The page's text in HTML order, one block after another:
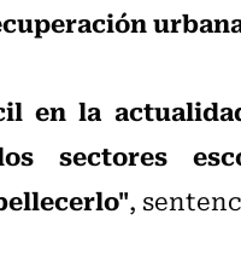
en la
sectores
,